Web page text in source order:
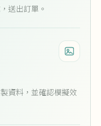
送出訂單。
資料，並確認模擬效